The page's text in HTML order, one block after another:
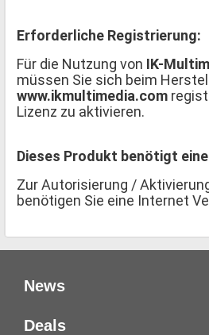
Erforderliche Registrierung:
Für die Nutzung von IK-
müssen Sie sich beim
www.ikmultimedia.com
Lizenz zu aktivieren.
Dieses Produkt benötigt
Zur Autorisierung /
benötigen Sie eine Internet
News
Deals